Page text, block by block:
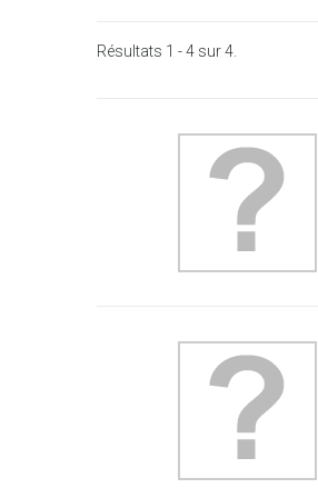
Résultats 1 - 4 sur 4.